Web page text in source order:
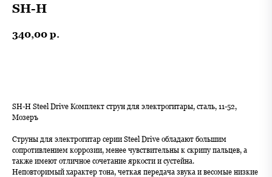
SH-H
340,00 р.
SH-H Steel Drive Комплект струн для электрогитары, сталь, 11-52,
Мозеръ
Струны для электрогитар серии Steel Drive обладают большим
сопротивлением коррозии, менее чувствительны к скрипу пальцев, а
также имеют отличное сочетание яркости и сустейна.
Неповторимый характер тона, четкая передача звука и весомые низкие